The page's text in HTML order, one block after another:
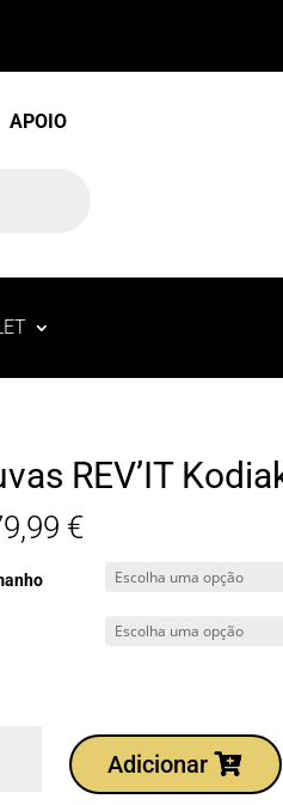
APOIO
REV’IT
€
Adicionar